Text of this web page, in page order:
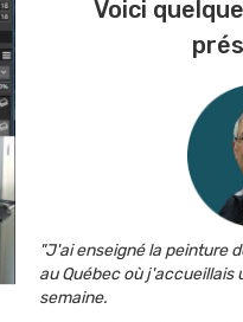
Voici
"J'ai enseigné la peinture
au Québec où j'accueillais
semaine.